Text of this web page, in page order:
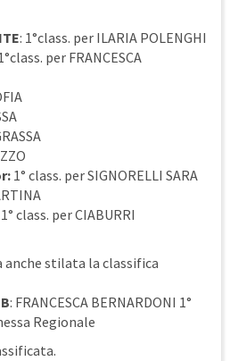
: 1°class. per ILARIA POLENGHI
per FRANCESCA
1° class. per SIGNORELLI SARA
class. per CIABURRI
stilata la classifica
: FRANCESCA BERNARDONI 1°
Regionale